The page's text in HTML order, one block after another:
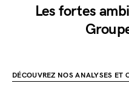
Les fortes
DÉCOUVREZ NOS ANALYSES ET